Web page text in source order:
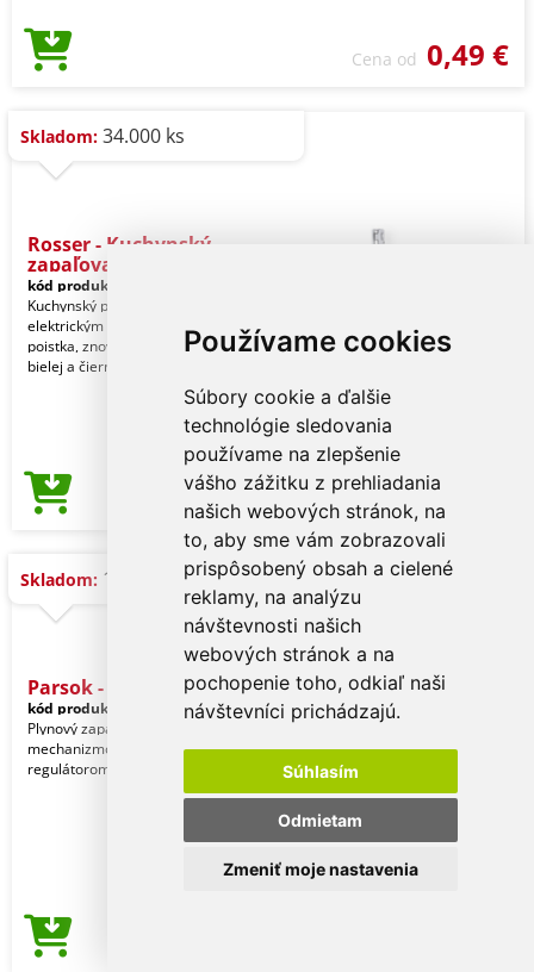
Používame cookies
Súbory cookie a ďalšie
technológie sledovania
používame na zlepšenie
vášho zážitku z prehliadania
našich webových stránok, na
to, aby sme vám zobrazovali
prispôsobený obsah a cielené
reklamy, na analýzu
návštevnosti našich
webových stránok a na
pochopenie toho, odkiaľ naši
návštevníci prichádzajú.
Súhlasím
Odmietam
Zmeniť moje nastavenia
Cena od 0,49 €
Skladom: 34.000 ks
Rosser - Kuchynský
zapaľovač
kód produktu:
Kuchynský plynový zapaľovač s
elektrickým mechanizmom. Detská
poistka, znovu naplniteľný, dostupný v
bielej a čiernej fa
Cena od0,49 €
Skladom: 11.000 ks
Parsok - Zapaľovač
kód produktu:
12552019000
Plynový zapaľovač s kresadlovým
mechanizmom. S detskou poistkou a
regulátorom plameňa.